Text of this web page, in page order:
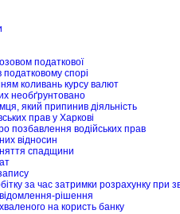
податкової
спорі
коливань курсу валют
необґрунтовано
який припинив діяльність
прав у Харкові
позбавлення водійських прав
відносин
спадщини
за час затримки розрахунку при
рішення
на користь банку